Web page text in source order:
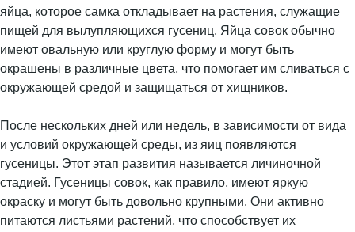
яйца, которое самка откладывает на растения, служащие
пищей для вылупляющихся гусениц. Яйца совок обычно
имеют овальную или круглую форму и могут быть
окрашены в различные цвета, что помогает им сливаться с
окружающей средой и защищаться от хищников.
После нескольких дней или недель, в зависимости от вида
и условий окружающей среды, из яиц появляются
гусеницы. Этот этап развития называется личиночной
стадией. Гусеницы совок, как правило, имеют яркую
окраску и могут быть довольно крупными. Они активно
питаются листьями растений, что способствует их